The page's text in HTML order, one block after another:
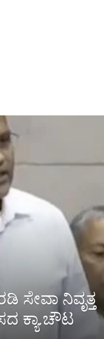
ನಿವೃತ್ತ
ಕ್ಯಾ.ಚೌಟ